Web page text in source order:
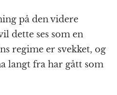
på den videre
dette ses som en
regime er svekket, og
langt fra har gått som